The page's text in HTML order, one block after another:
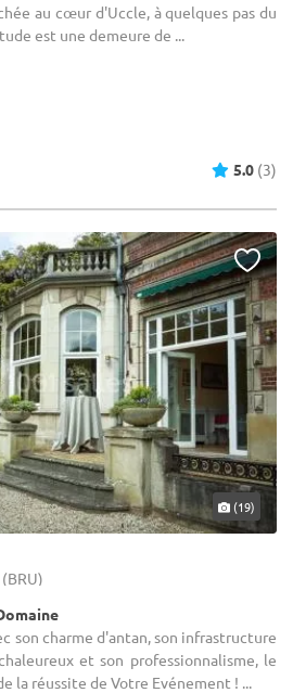
au cœur d'Uccle, à quelques pas du
est une demeure de ...
5.0 (3)
(19)
son charme d'antan, son infrastructure
et son professionnalisme, le
la réussite de Votre Evénement ! ...